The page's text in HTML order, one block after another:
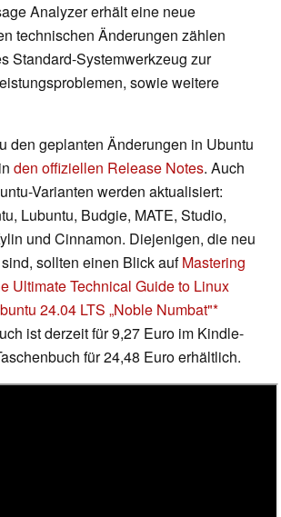
Analyzer erhält eine neue
technischen Änderungen zählen
Standard-Systemwerkzeug zur
sowie weitere
den geplanten Änderungen in Ubuntu
den offiziellen Release Notes. Auch
Varianten werden aktualisiert:
Lubuntu, Budgie, MATE, Studio,
und Cinnamon. Diejenigen, die neu
sollten einen Blick aufMastering
Ultimate Technical Guide to Linux
24.04 LTS „Noble Numbat"
ist derzeit für 9,27 Euro im Kindle-
für 24,48 Euro erhältlich.